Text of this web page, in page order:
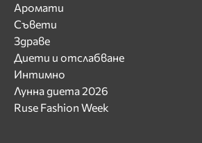
Аромати
Съвети
Здраве
Диети и отслабване
Интимно
Лунна диета 2026
Ruse Fashion Week